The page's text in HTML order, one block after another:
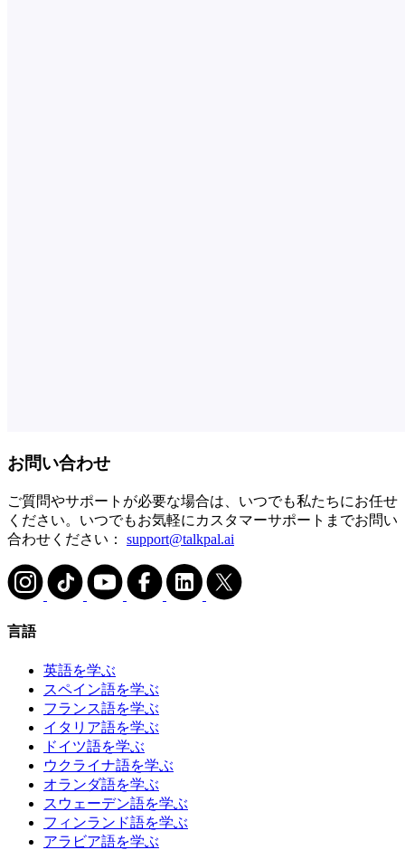
お問い合わせ
ご質問やサポートが必要な場合は、いつでも私たちにお任せ
ください。いつでもお気軽にカスタマーサポートまでお問い
合わせください： support@talkpal.ai
言語
英語を学ぶ
スペイン語を学ぶ
フランス語を学ぶ
イタリア語を学ぶ
ドイツ語を学ぶ
ウクライナ語を学ぶ
オランダ語を学ぶ
スウェーデン語を学ぶ
フィンランド語を学ぶ
アラビア語を学ぶ